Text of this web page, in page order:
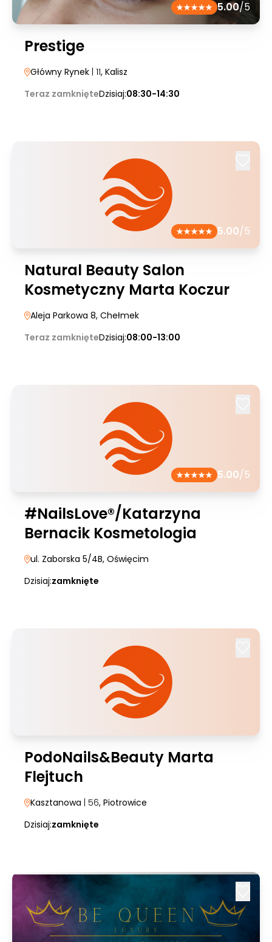
5.00/5
Prestige
Główny Rynek | 11, Kalisz
Teraz zamknięteDzisiaj:08:30-14:30
5.00/5
Natural Beauty Salon
Kosmetyczny Marta Koczur
Aleja Parkowa 8, Chełmek
Teraz zamknięteDzisiaj:08:00-13:00
5.00/5
#NailsLove®/Katarzyna
Bernacik Kosmetologia
ul. Zaborska 5/4B, Oświęcim
Dzisiaj:zamknięte
PodoNails&Beauty Marta
Flejtuch
Kasztanowa | 56, Piotrowice
Dzisiaj:zamknięte